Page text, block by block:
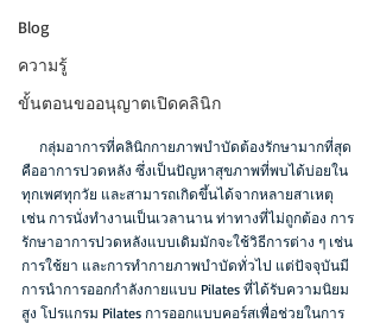
Blog
ความรู้
ขั้นตอนขออนุญาตเปิดคลินิก
คืออาการปวดหลัง ซึ่งเป็นปัญหาสุขภาพที่พบได้บ่อยใน
ทุกเพศทุกวัย และสามารถเกิดขึ้นได้จากหลายสาเหตุ
เช่น การนั่งทำงานเป็นเวลานาน ท่าทางที่ไม่ถูกต้อง การ
รักษาอาการปวดหลังแบบเดิมมักจะใช้วิธีการต่าง ๆ เช่น
การใช้ยา และการทำกายภาพบำบัดทั่วไป แต่ปัจจุบันมี
การนำการออกกำลังกายแบบ Pilates ที่ได้รับความนิยม
สูง โปรแกรม Pilates การออกแบบคอร์สเพื่อช่วยในการ